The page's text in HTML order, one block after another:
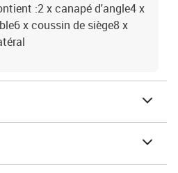
:2 x canapé d'angle4 x
x coussin de siège8 x